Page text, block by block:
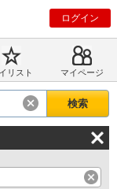
ログイン
リスト マイページ